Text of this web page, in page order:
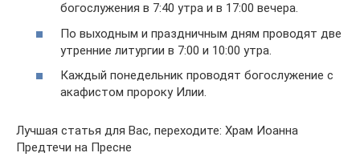
богослужения в 7:40 утра и в 17:00 вечера.
По выходным и праздничным дням проводят две
утренние литургии в 7:00 и 10:00 утра.
Каждый понедельник проводят богослужение с
акафистом пророку Илии.
Лучшая статья для Вас, переходите: Храм Иоанна
Предтечи на Пресне